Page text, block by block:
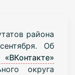
района
Об
округа